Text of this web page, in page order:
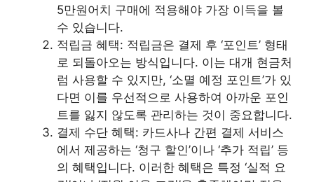
5만원어치 구매에 적용해야 가장 이득을 볼
수 있습니다.
적립금 혜택: 적립금은 결제 후 ‘포인트’ 형태
로 되돌아오는 방식입니다. 이는 대개 현금처
럼 사용할 수 있지만, ‘소멸 예정 포인트’가 있
다면 이를 우선적으로 사용하여 아까운 포인
트를 잃지 않도록 관리하는 것이 중요합니다.
결제 수단 혜택: 카드사나 간편 결제 서비스
에서 제공하는 ‘청구 할인’이나 ‘추가 적립’ 등
의 혜택입니다. 이러한 혜택은 특정 ‘실적 요